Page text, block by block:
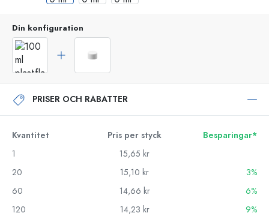
Din konfiguration
PRISER OCH RABATTER
Kvantitet Pris per styck
Besparingar*
1
15,65 kr
20
15,10 kr
3%
60
14,66 kr
6%
120
14,23 kr
9%